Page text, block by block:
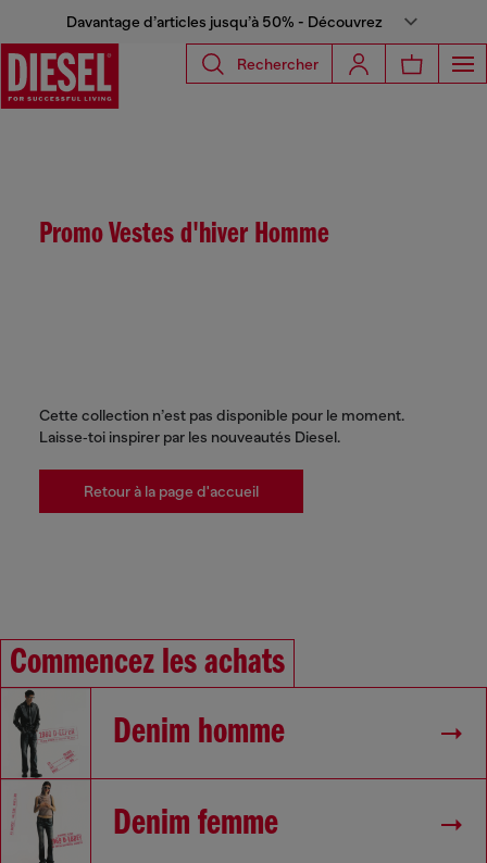
Davantage d’articles jusqu’à 50% - Découvrez
Rechercher
Promo Vestes d'hiver Homme
Cette collection n’est pas disponible pour le moment.
Laisse‑toi inspirer par les nouveautés Diesel.
Retour à la page d'accueil
Commencez les achats
Denim homme
Denim femme